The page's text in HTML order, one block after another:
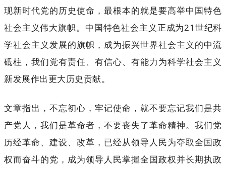
现新时代党的历史使命，最根本的就是要高举中国特色
社会主义伟大旗帜。中国特色社会主义正成为21世纪科
学社会主义发展的旗帜，成为振兴世界社会主义的中流
砥柱，我们党有责任、有信心、有能力为科学社会主义
新发展作出更大历史贡献。
文章指出，不忘初心，牢记使命，就不要忘记我们是共
产党人，我们是革命者，不要丧失了革命精神。我们党
历经革命、建设、改革，已经从领导人民为夺取全国政
权而奋斗的党，成为领导人民掌握全国政权并长期执政